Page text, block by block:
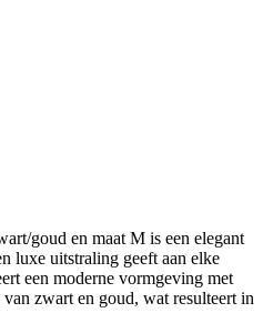
goud en maat M is een elegant
luxe uitstraling geeft aan elke
een moderne vormgeving met
zwart en goud, wat resulteert in